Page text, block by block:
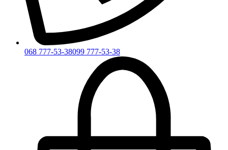
068 777-53-38099 777-53-38